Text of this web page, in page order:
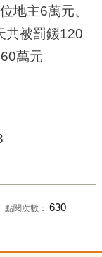
地主6萬元、
共被罰鍰120
萬元
點閱次數：630